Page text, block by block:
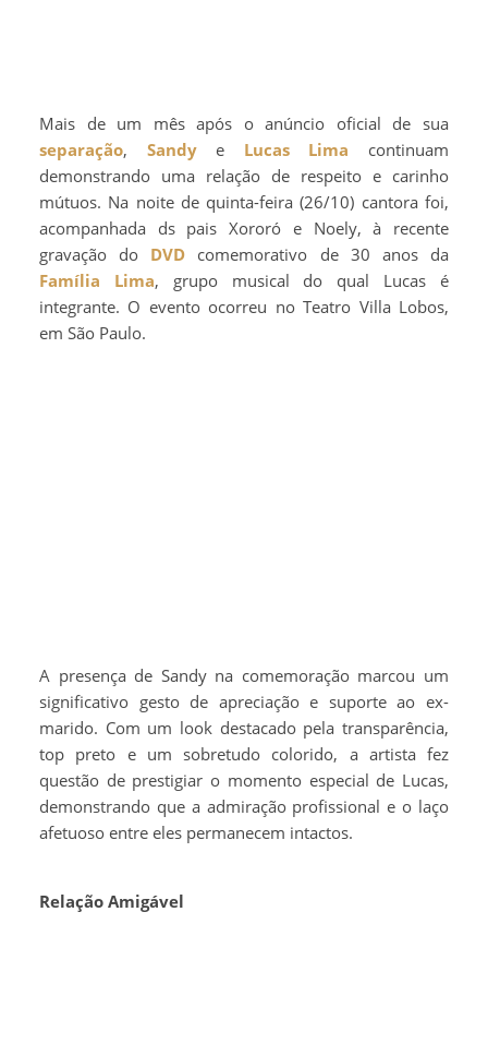
Mais de um mês após o anúncio oficial de sua
separação, Sandye Lucas Lima continuam
demonstrando uma relação de respeito e carinho
mútuos. Na noite de quinta-feira (26/10) cantora foi,
acompanhada ds pais Xororó e Noely, à recente
gravação do DVD comemorativo de 30 anos da
Família Lima, grupo musical do qual Lucas é
integrante. O evento ocorreu no Teatro Villa Lobos,
em São Paulo.
A presença de Sandy na comemoração marcou um
significativo gesto de apreciação e suporte ao ex-
marido. Com um look destacado pela transparência,
top preto e um sobretudo colorido, a artista fez
questão de prestigiar o momento especial de Lucas,
demonstrando que a admiração profissional e o laço
afetuoso entre eles permanecem intactos.
Relação Amigável